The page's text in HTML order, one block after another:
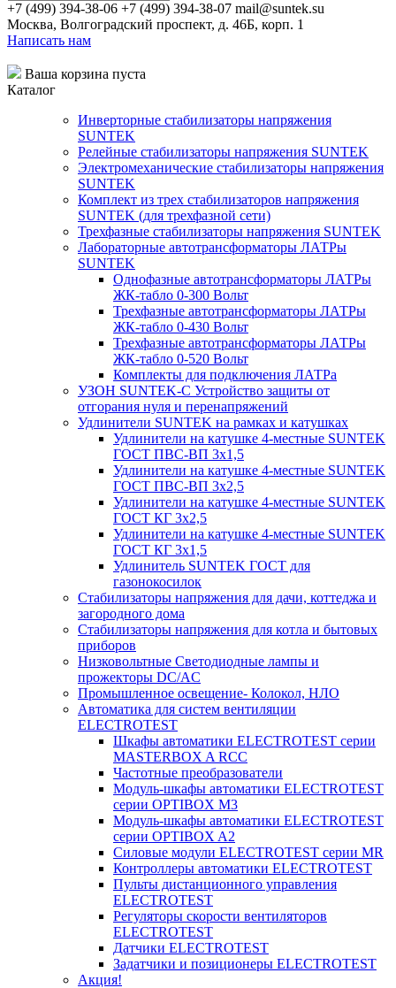
+7 (499) 394-38-06 +7 (499) 394-38-07 mail@suntek.su
Москва, Волгоградский проспект, д. 46Б, корп. 1
Написать нам
Ваша корзина пуста
Каталог
Инверторные стабилизаторы напряжения
SUNTEK
Релейные стабилизаторы напряжения SUNTEK
Электромеханические стабилизаторы напряжения
SUNTEK
Комплект из трех стабилизаторов напряжения
SUNTEK (для трехфазной сети)
Трехфазные стабилизаторы напряжения SUNTEK
Лабораторные автотрансформаторы ЛАТРы
SUNTEK
Однофазные автотрансформаторы ЛАТРы
ЖК-табло 0-300 Вольт
Трехфазные автотрансформаторы ЛАТРы
ЖК-табло 0-430 Вольт
Трехфазные автотрансформаторы ЛАТРы
ЖК-табло 0-520 Вольт
Комплекты для подключения ЛАТРа
УЗОН SUNTEK-C Устройство защиты от
отгорания нуля и перенапряжений
Удлинители SUNTEK на рамках и катушках
Удлинители на катушке 4-местные SUNTEK
ГОСТ ПВС-ВП 3х1,5
Удлинители на катушке 4-местные SUNTEK
ГОСТ ПВС-ВП 3х2,5
Удлинители на катушке 4-местные SUNTEK
ГОСТ КГ 3х2,5
Удлинители на катушке 4-местные SUNTEK
ГОСТ КГ 3х1,5
Удлинитель SUNTEK ГОСТ для
газонокосилок
Стабилизаторы напряжения для дачи, коттеджа и
загородного дома
Стабилизаторы напряжения для котла и бытовых
приборов
Низковольтные Светодиодные лампы и
прожекторы DC/AC
Промышленное освещение- Колокол, НЛО
Автоматика для систем вентиляции
ELECTROTEST
Шкафы автоматики ELECTROTEST серии
MASTERBOX A RCC
Частотные преобразователи
Модуль-шкафы автоматики ELECTROTEST
серии OPTIBOX M3
Модуль-шкафы автоматики ELECTROTEST
серии OPTIBOX A2
Силовые модули ELECTROTEST серии MR
Контроллеры автоматики ELECTROTEST
Пульты дистанционного управления
ELECTROTEST
Регуляторы скорости вентиляторов
ELECTROTEST
Датчики ELECTROTEST
Задатчики и позиционеры ELECTROTEST
Акция!